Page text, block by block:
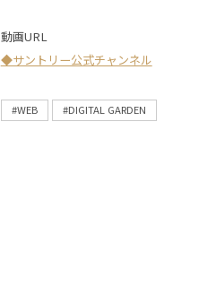
動画URL
◆サントリー公式チャンネル
#WEB #DIGITAL GARDEN